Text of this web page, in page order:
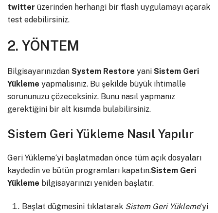
twitter üzerinden herhangi bir flash uygulamayı açarak
test edebilirsiniz.
2. YÖNTEM
Bilgisayarınızdan System Restore yani Sistem Geri
Yükleme yapmalısınız. Bu şekilde büyük ihtimalle
sorununuzu çözeceksiniz. Bunu nasıl yapmanız
gerektiğini bir alt kısımda bulabilirsiniz.
Sistem Geri Yükleme Nasıl Yapılır
Geri Yükleme‘yi başlatmadan önce tüm açık dosyaları
kaydedin ve bütün programları kapatın.Sistem Geri
Yükleme bilgisayarınızı yeniden başlatır.
Başlat düğmesini tıklatarak Sistem Geri Yükleme‘yi